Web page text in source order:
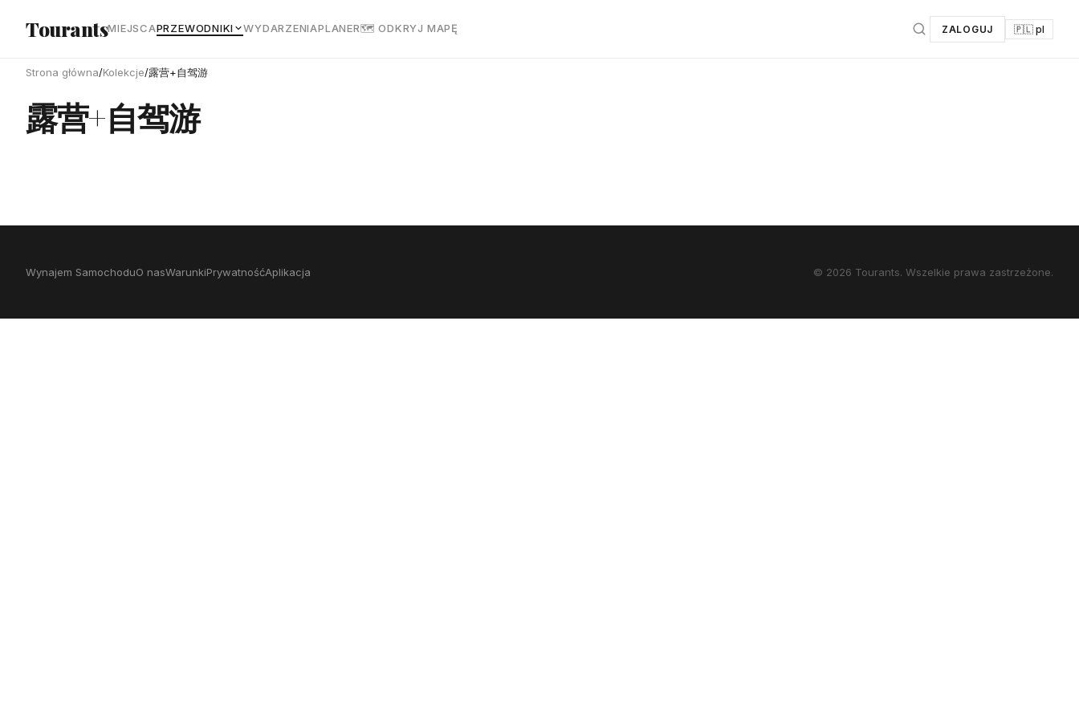
TourantsMIEJSCAPRZEWODNIKI WYDARZENIAPLANER🗺 ODKRYJ MAPĘ ZALOGUJ 🇵🇱 pl
Strona główna/Kolekcje/露营+自驾游
露营+自驾游
Wynajem SamochoduO nasWarunkiPrywatnośćAplikacja © 2026 Tourants. Wszelkie prawa zastrzeżone.